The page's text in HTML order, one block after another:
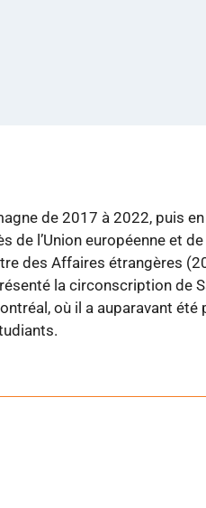
de 2017 à 2022, puis en
l’Union européenne et de
des Affaires étrangères
la circonscription de
où il a auparavant